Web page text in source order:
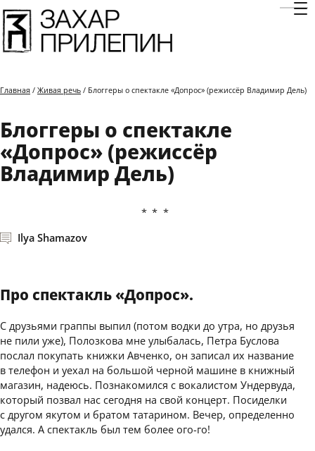
Главная / Живая речь / Блоггеры о спектакле «Допрос» (режиссёр Владимир Дель)
Блоггеры о спектакле
«Допрос» (режиссёр
Владимир Дель)
***
Ilya Shamazov
Про спектакль «Допрос».
С друзьями граппы выпил (потом водки до утра, но друзья
не пили уже), Полозкова мне улыбалась, Петра Буслова
послал покупать книжки Авченко, он записал их название
в телефон и уехал на большой черной машине в книжный
магазин, надеюсь. Познакомился с вокалистом Ундервуда,
который позвал нас сегодня на свой концерт. Посиделки
с другом якутом и братом татарином. Вечер, определенно
удался. А спектакль был тем более ого-го!